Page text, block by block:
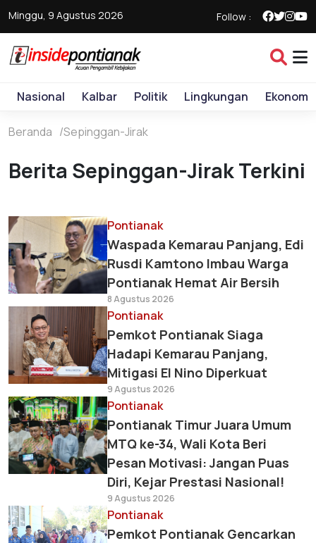
Minggu, 9 Agustus 2026 Follow :
Nasional Kalbar Politik Lingkungan Ekonomi
Beranda Sepinggan-Jirak
Berita Sepinggan-Jirak Terkini
Pontianak
Waspada Kemarau Panjang, Edi
Rusdi Kamtono Imbau Warga
Pontianak Hemat Air Bersih
8 Agustus 2026
Pontianak
Pemkot Pontianak Siaga
Hadapi Kemarau Panjang,
Mitigasi El Nino Diperkuat
9 Agustus 2026
Pontianak
Pontianak Timur Juara Umum
MTQ ke-34, Wali Kota Beri
Pesan Motivasi: Jangan Puas
Diri, Kejar Prestasi Nasional!
9 Agustus 2026
Pontianak
Pemkot Pontianak Gencarkan